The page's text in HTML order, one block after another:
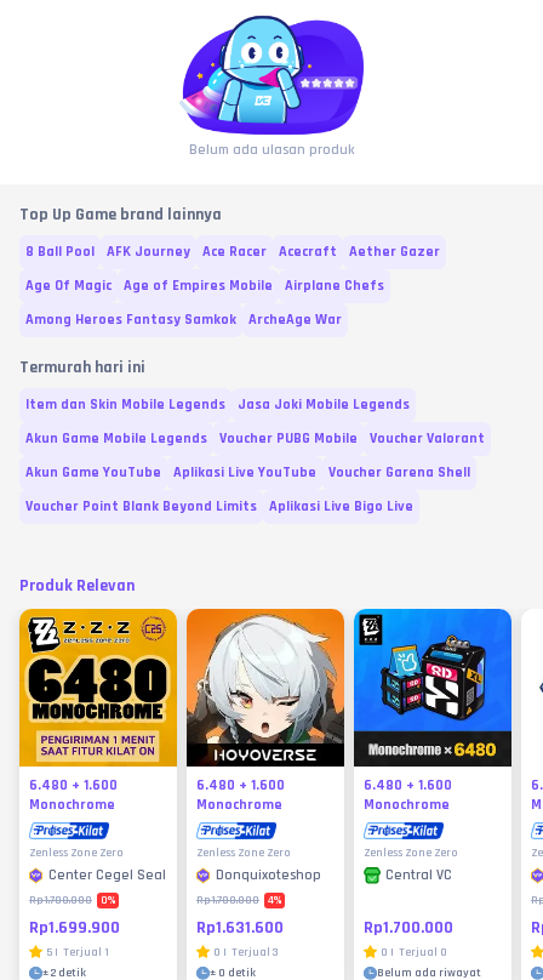
Belum ada ulasan produk
Top Up Game brand lainnya
8 Ball Pool AFK Journey Ace Racer Acecraft
Aether Gazer
Age Of Magic
Age of Empires Mobile
Airplane Chefs
Among Heroes Fantasy Samkok
ArcheAge War
Termurah hari ini
Item dan Skin Mobile Legends
Jasa Joki Mobile Legends
Akun Game Mobile Legends
Voucher PUBG Mobile
Voucher Valorant
Akun Game YouTube
Aplikasi Live YouTube
Voucher Garena Shell
Voucher Point Blank Beyond Limits
Aplikasi Live Bigo Live
Produk Relevan
6.480 + 1.600
Monochrome
Zenless Zone Zero
Center Cegel Seal
Rp1.700.000 0%
Rp1.699.900
5 | Terjual 1
±2 detik
6.480 + 1.600
Monochrome
Zenless Zone Zero
Donquixoteshop
Rp1.700.000 4%
Rp1.631.600
0 | Terjual 3
± 0 detik
6.480 + 1.600
Monochrome
Zenless Zone Zero
Central VC
Rp1.700.000
0 | Terjual 0
Belum ada riwayat